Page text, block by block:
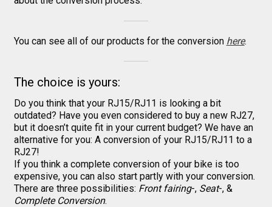
You can see all of our products for the conversion here.
The choice is yours:
Do you think that your RJ15/RJ11 is looking a bit
outdated? Have you even considered to buy a new RJ27,
but it doesn’t quite fit in your current budget? We have an
alternative for you: A conversion of your RJ15/RJ11 to a
RJ27!
If you think a complete conversion of your bike is too
expensive, you can also start partly with your conversion.
There are three possibilities: Front fairing-, Seat-, &
Complete Conversion.